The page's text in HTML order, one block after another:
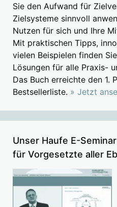
Sie den Aufwand für
Zielsysteme sinnvoll
Nutzen für sich und Ihre
Mit praktischen Tipps,
vielen Beispielen finden
Lösungen für alle Praxis-
Das Buch erreichte den 1.
Bestsellerliste. » Jetzt
Unser Haufe E-
für Vorgesetzte aller